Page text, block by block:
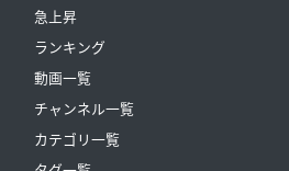
急上昇
ランキング
動画一覧
チャンネル一覧
カテゴリ一覧